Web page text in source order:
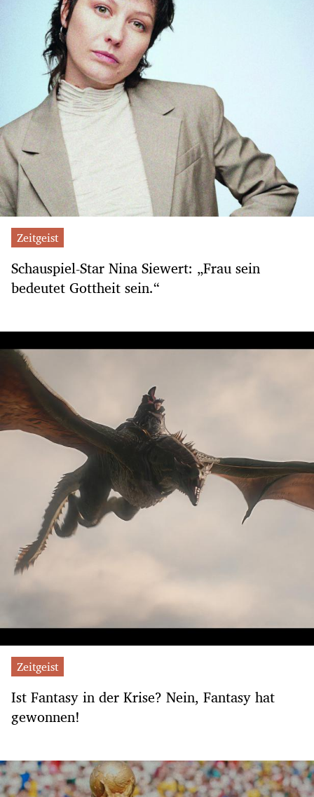
Zeitgeist
Schauspiel-Star Nina Siewert: „Frau sein
bedeutet Gottheit sein.“
Zeitgeist
Ist Fantasy in der Krise? Nein, Fantasy hat
gewonnen!